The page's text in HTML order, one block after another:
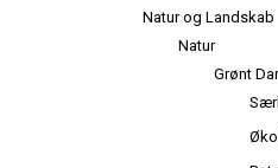
Natur og Landskab
Natur
Grønt